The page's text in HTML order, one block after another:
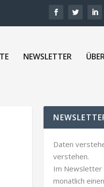
NEWSLETTER
Daten
verstehen.
Im Newsletter
monatlich